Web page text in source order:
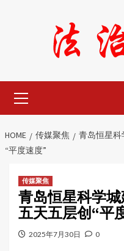
Menu
HOME 传媒聚焦
青岛恒星科
“平度速度”​
传媒聚焦
青岛恒星科学
五天五层创“平
2025年7月30日 0